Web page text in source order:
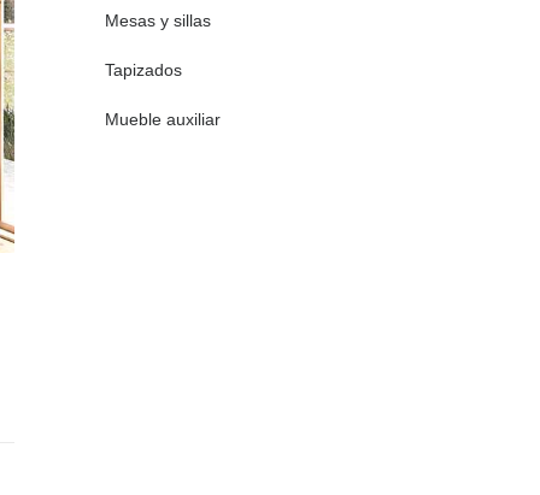
Mesas y sillas
Tapizados
Mueble auxiliar